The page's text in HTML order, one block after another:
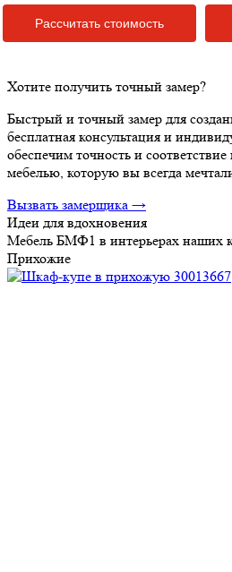
Рассчитать стоимость
Хотите получить точный замер?
Быстрый и точный замер для
бесплатная консультация и
обеспечим точность и
мебелью, которую вы всегда
Вызвать замерщика →
Идеи для вдохновения
Мебель БМФ1 в интерьерах наших
Прихожие